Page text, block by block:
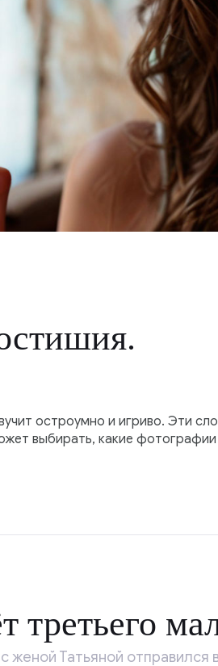
остроумно и игриво. Эти
выбирать, какие фотографии
третьего
женой Татьяной отправился